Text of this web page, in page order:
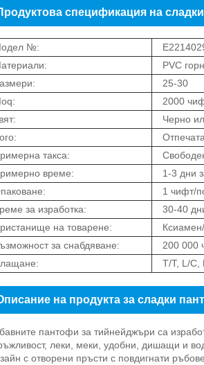
спецификация на
№:
PVC
25-30
2000
Черно
такса:
време:
1-3 дни
1 чифт/
за изработка:
30-40
на товарене:
за снабдяване:
200 000
T/T, L/C,
на продукта за сладки
пантофи за тийнейджъри са
леки, меки, удобни, дишащи и
с отворени пръсти с повдигнати